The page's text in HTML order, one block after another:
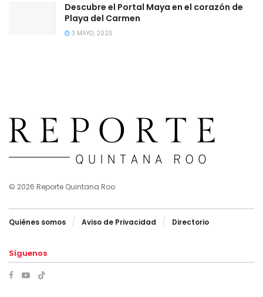
Descubre el Portal Maya en el corazón de
Playa del Carmen
3 MAYO, 2023
© 2026 Reporte Quintana Roo
Quiénes somos Aviso de Privacidad Directorio
Síguenos